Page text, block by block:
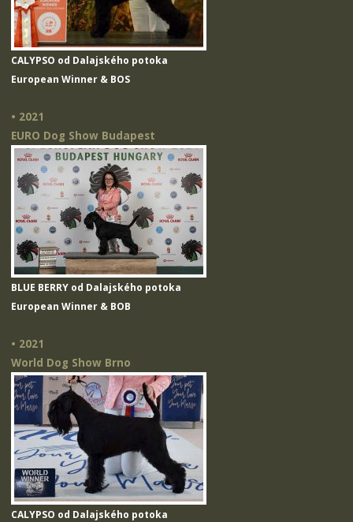
CALYPSO od Dalajského potoka
European Winner & BOS
• 2021
EURO Dog Show Budapest
BLUE BERRY od Dalajského potoka
European Winner & BOB
• 2021
World Dog Show Brno
CALYPSO od Dalajského potoka